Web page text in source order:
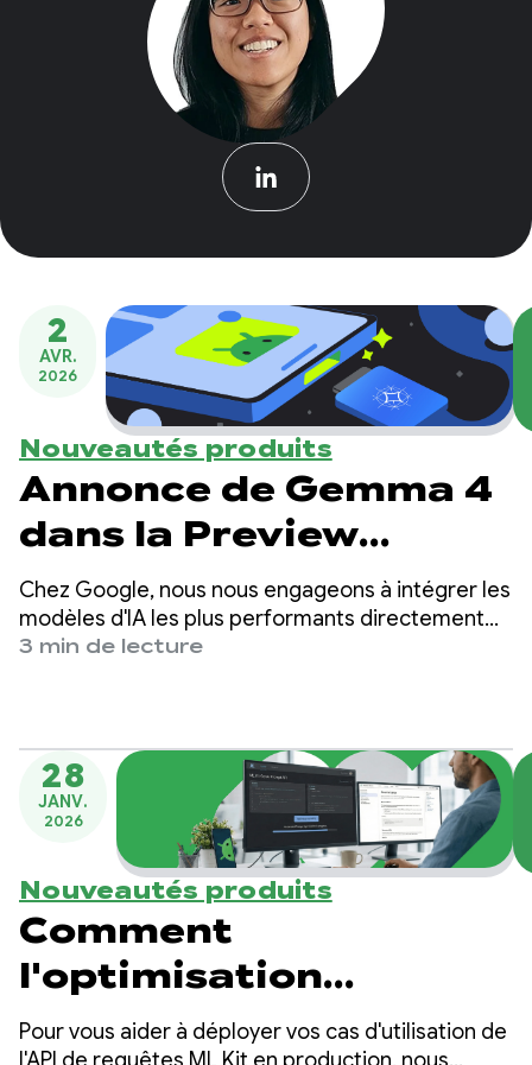
2
AVR.
2026
Nouveautés produits
Annonce de Gemma 4
dans la Preview
développeur AICore
Chez Google, nous nous engageons à intégrer les
modèles d'IA les plus performants directement
dans les appareils Android que vous avez dans
3 min de lecture
28
JANV.
2026
Nouveautés produits
Comment
l'optimisation
automatique des
Pour vous aider à déployer vos cas d'utilisation de